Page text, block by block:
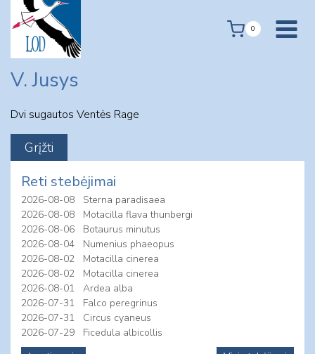
content
0
V. Jusys
Dvi sugautos Ventės Rage
Reti stebėjimai
2026-08-08
Sterna paradisaea
2026-08-08
Motacilla flava thunbergi
2026-08-06
Botaurus minutus
2026-08-04
Numenius phaeopus
2026-08-02
Motacilla cinerea
2026-08-02
Motacilla cinerea
2026-08-01
Ardea alba
2026-07-31
Falco peregrinus
2026-07-31
Circus cyaneus
2026-07-29
Ficedula albicollis